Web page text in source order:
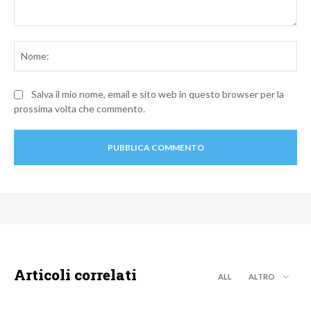
Salva il mio nome, email e sito web in questo browser per la
prossima volta che commento.
Articoli correlati ALL ALTRO